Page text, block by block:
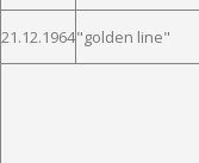
21.12.1964"golden line"